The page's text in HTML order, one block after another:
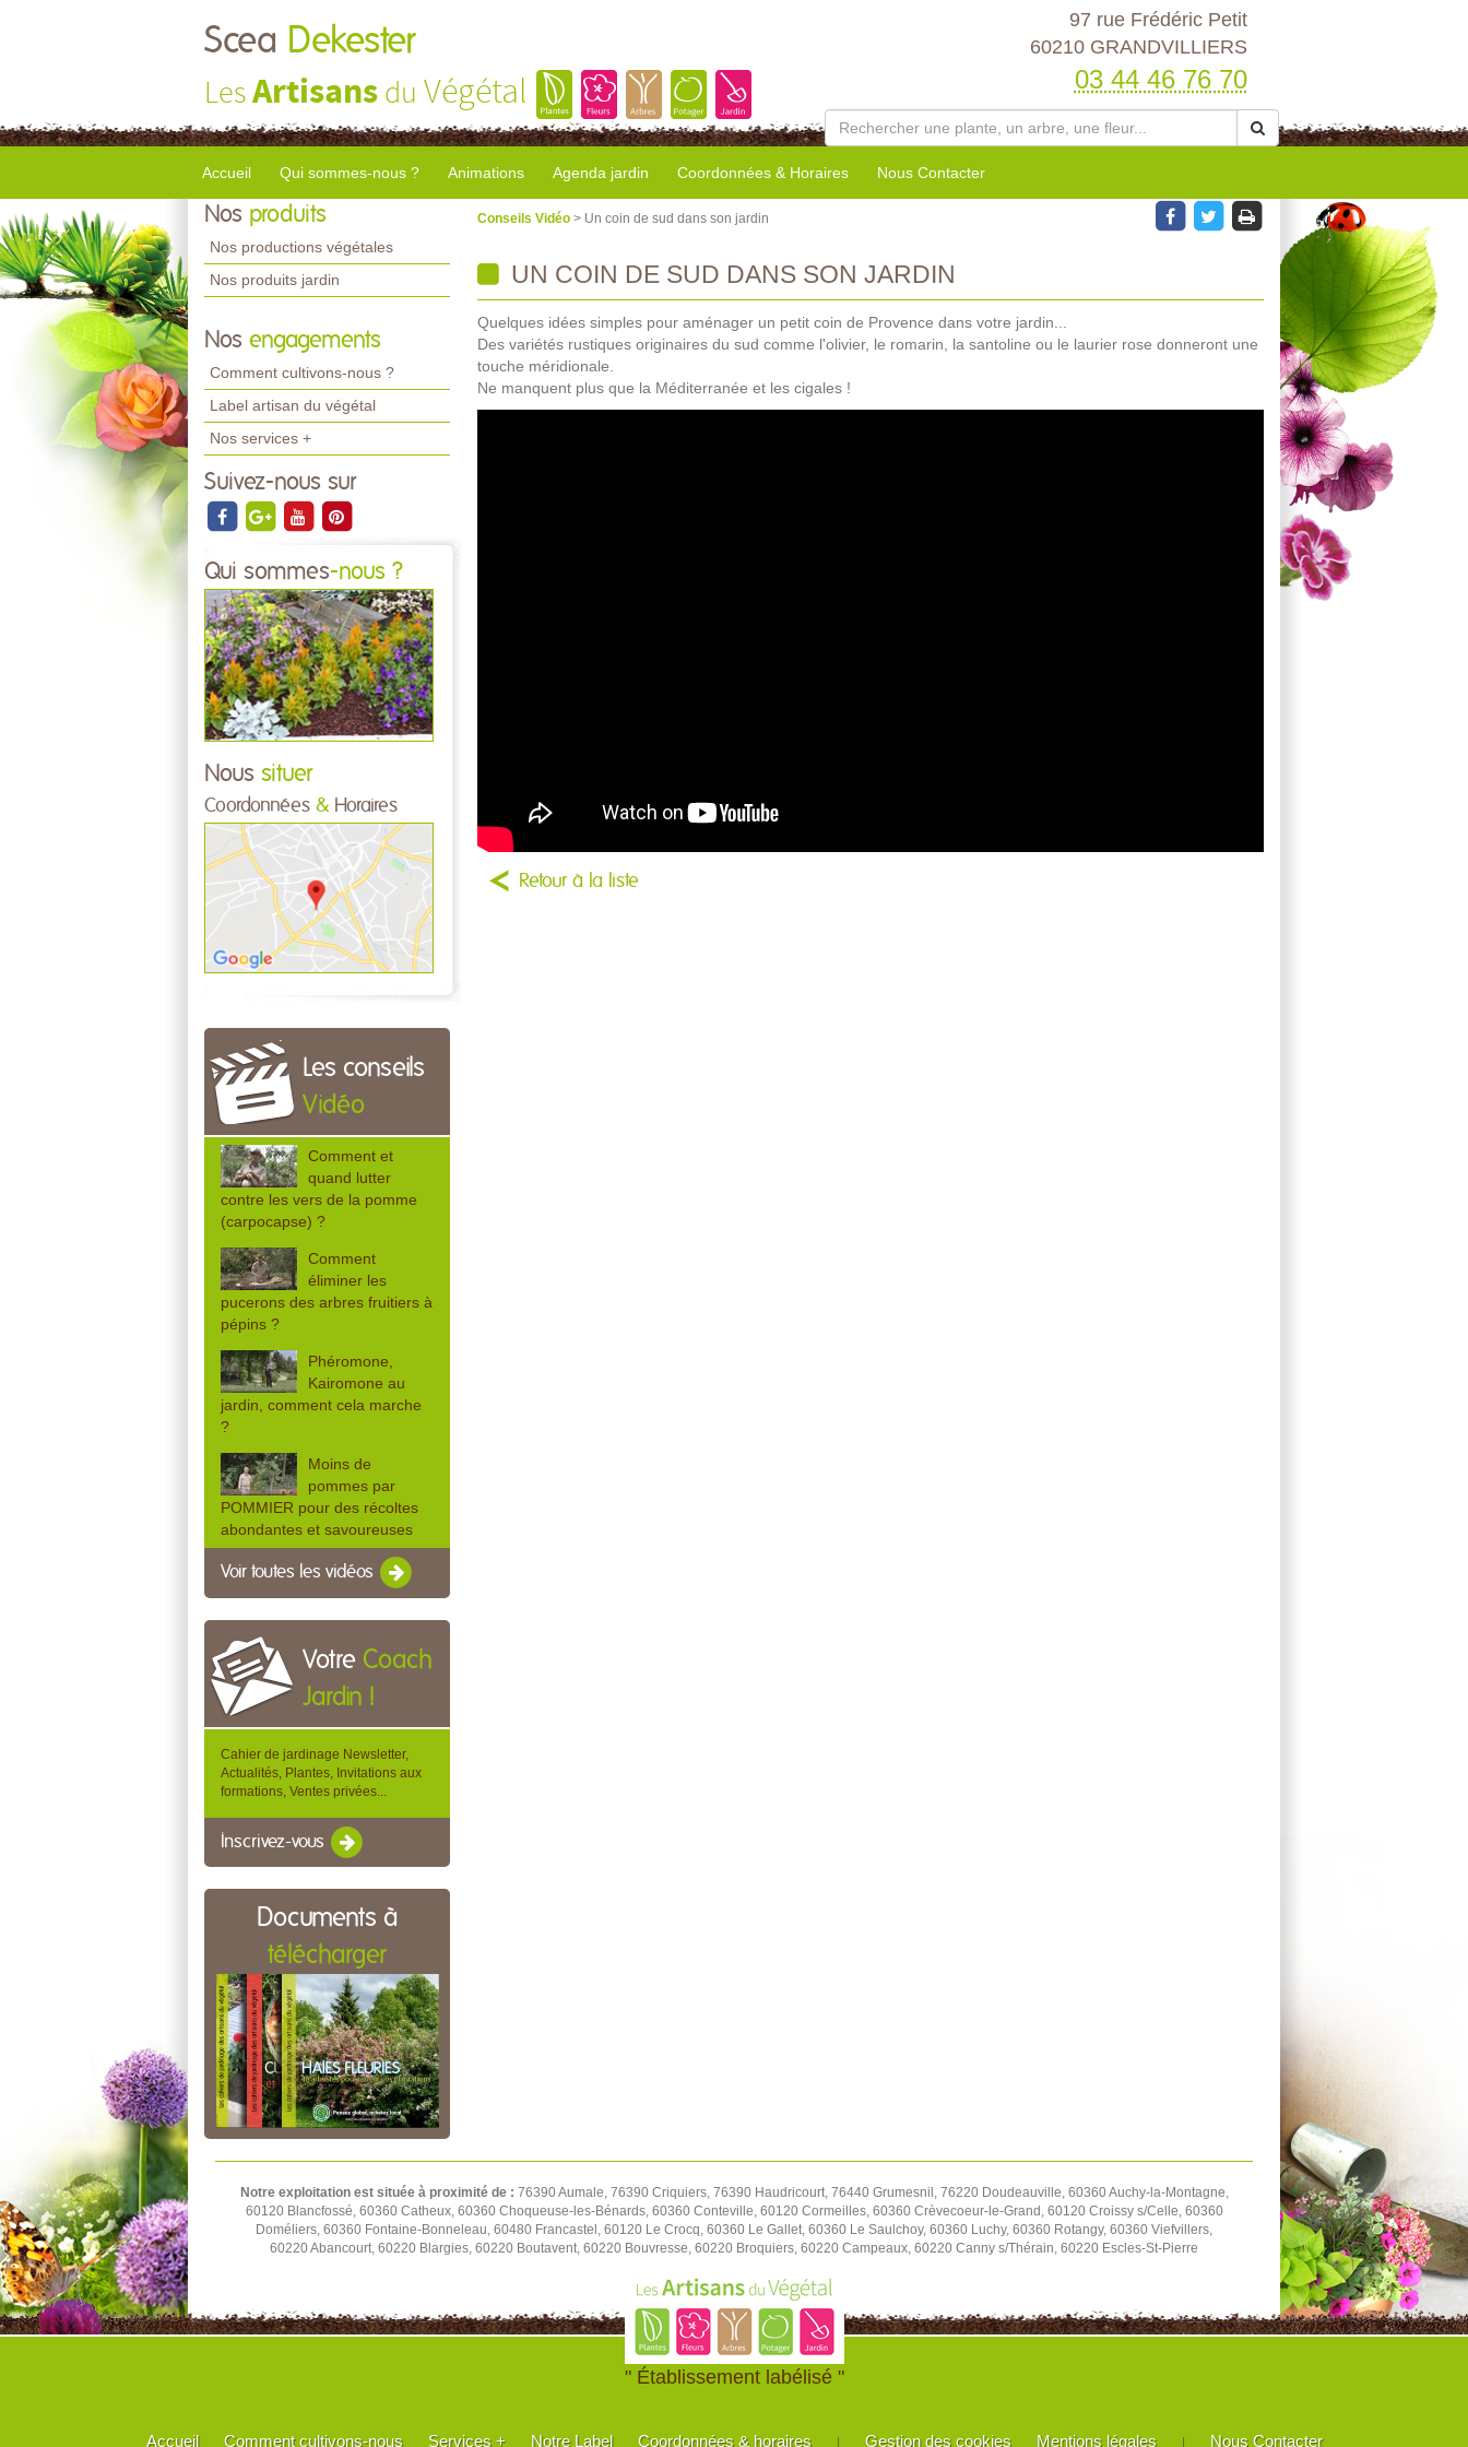
Scea Dekester
LesArtisans du Végétal
97 rue Frédéric Petit
60210 GRANDVILLIERS
03 44 46 76 70
Accueil Qui sommes-nous ? Animations Agenda jardin Coordonnées & Horaires Nous Contacter
Nos produits
Nos productions végétales
Nos produits jardin
Nos engagements
Comment cultivons-nous ?
Label artisan du végétal
Nos services +
Suivez-nous sur
Qui sommes-nous ?
Nous situer
Coordonnées & Horaires
Les conseils
Vidéo
Comment et
quand lutter
contre les vers de la pomme
(carpocapse) ?
Comment
éliminer les
pucerons des arbres fruitiers à
pépins ?
Phéromone,
Kairomone au
jardin, comment cela marche
?
Moins de
pommes par
POMMIER pour des récoltes
abondantes et savoureuses
Voir toutes les vidéos
Votre Coach
Jardin !
Cahier de jardinage Newsletter,
Actualités, Plantes, Invitations aux
formations, Ventes privées...
Inscrivez-vous
Documents à
télécharger
Conseils Vidéo > Un coin de sud dans son jardin
UN COIN DE SUD DANS SON JARDIN
Quelques idées simples pour aménager un petit coin de Provence dans votre jardin...
Des variétés rustiques originaires du sud comme l'olivier, le romarin, la santoline ou le laurier rose donneront une
touche méridionale.
Ne manquent plus que la Méditerranée et les cigales !
Retour à la liste
Notre exploitation est située à proximité de : 76390 Aumale, 76390 Criquiers, 76390 Haudricourt, 76440 Grumesnil, 76220 Doudeauville, 60360 Auchy-la-Montagne,
60120 Blancfossé, 60360 Catheux, 60360 Choqueuse-les-Bénards, 60360 Conteville, 60120 Cormeilles, 60360 Crèvecoeur-le-Grand, 60120 Croissy s/Celle, 60360
Doméliers, 60360 Fontaine-Bonneleau, 60480 Francastel, 60120 Le Crocq, 60360 Le Gallet, 60360 Le Saulchoy, 60360 Luchy, 60360 Rotangy, 60360 Viefvillers,
60220 Abancourt, 60220 Blargies, 60220 Boutavent, 60220 Bouvresse, 60220 Broquiers, 60220 Campeaux, 60220 Canny s/Thérain, 60220 Escles-St-Pierre
" Établissement labélisé "
Accueil Comment cultivons-nous Services + Notre Label Coordonnées & horaires Gestion des cookies Mentions légales Nous Contacter